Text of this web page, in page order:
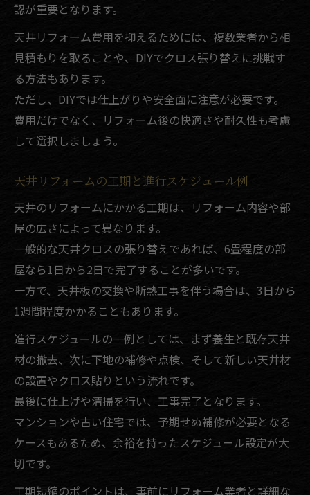
認が重要となります。
天井リフォーム費用を抑えるためには、複数業者から相
見積もりを取ることや、DIYでクロス張り替えに挑戦す
る方法もあります。
ただし、DIYでは仕上がりや安全面に注意が必要です。
費用だけでなく、リフォーム後の快適さや耐久性も考慮
して選択しましょう。
天井リフォームの工期と進行スケジュール例
天井のリフォームにかかる工期は、リフォーム内容や部
屋の広さによって異なります。
一般的な天井クロスの張り替えであれば、6畳程度の部
屋なら1日から2日で完了することが多いです。
一方で、天井板の交換や断熱工事を伴う場合は、3日から
1週間程度かかることもあります。
進行スケジュールの一例としては、まず養生と既存天井
材の撤去、次に下地の補修や点検、そして新しい天井材
の設置やクロス貼りという流れです。
最後に仕上げや清掃を行い、工事完了となります。
マンションや古い住宅では、予期せぬ補修が必要となる
ケースもあるため、余裕を持ったスケジュール設定が大
切です。
工期短縮のポイントは、事前にリフォーム業者と詳細な